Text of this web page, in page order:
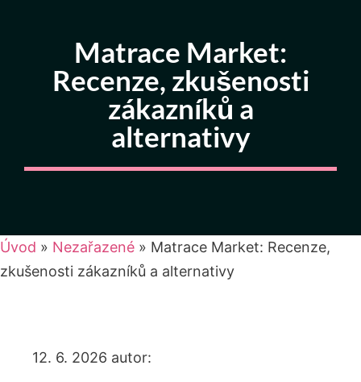
Matrace Market:
Recenze, zkušenosti
zákazníků a
alternativy
Úvod » Nezařazené » Matrace Market: Recenze,
zkušenosti zákazníků a alternativy
12. 6. 2026 autor: